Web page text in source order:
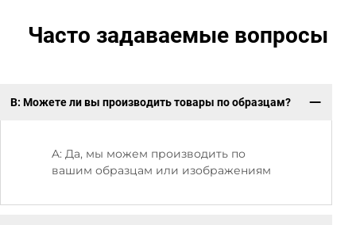
Часто задаваемые вопросы
В: Можете ли вы производить товары по образцам?
A: Да, мы можем производить по
вашим образцам или изображениям